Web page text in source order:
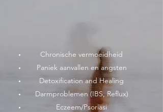
Chronische vermoeidheid
Paniek aanvallen en angsten
Detoxification and Healing
Darmproblemen (IBS, Reflux)
Eczeem/Psoriasi